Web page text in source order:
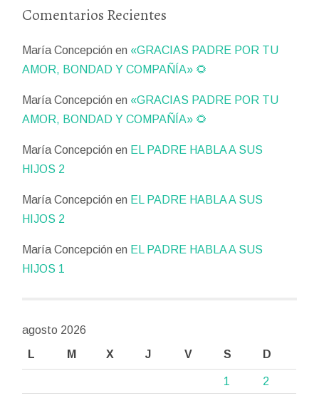
Comentarios Recientes
María Concepción en «GRACIAS PADRE POR TU
AMOR, BONDAD Y COMPAÑÍA» 🌻
María Concepción en «GRACIAS PADRE POR TU
AMOR, BONDAD Y COMPAÑÍA» 🌻
María Concepción en EL PADRE HABLA A SUS
HIJOS 2
María Concepción en EL PADRE HABLA A SUS
HIJOS 2
María Concepción en EL PADRE HABLA A SUS
HIJOS 1
agosto 2026
L
M X J V S D
1
2